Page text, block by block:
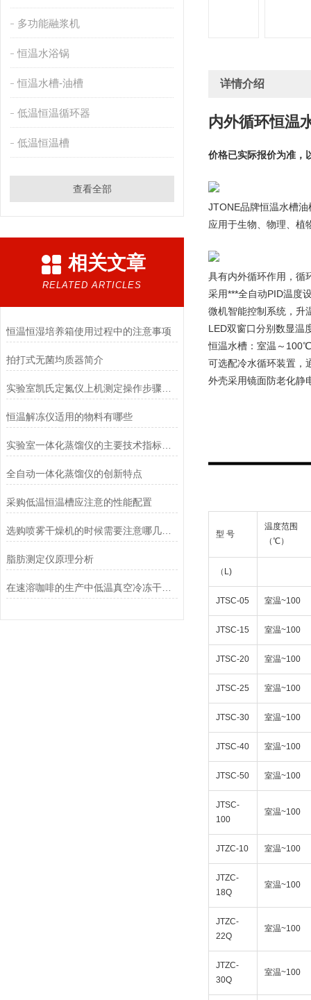
多功能融浆机
恒温水浴锅
恒温水槽-油槽
低温恒温循环器
低温恒温槽
查看全部
相关文章
RELATED ARTICLES
恒温恒湿培养箱使用过程中的注意事项
拍打式无菌均质器简介
恒温解冻仪适用的物料有哪些
实验室一体化蒸馏仪的主要技术指标介绍
全自动一体化蒸馏仪的创新特点
采购低温恒温槽应注意的性能配置
选购喷雾干燥机的时候需要注意哪几个方面
脂肪测定仪原理分析
在速溶咖啡的生产中低温真空冷冻干燥机也有很大作用
详情介绍
内外循环恒温
价格已实际报价为准，
JTONE品牌恒温水槽
应用于生物、物理、植
具有内外循环作用，循
采用***全自动PID温度
微机智能控制系统，升
LED双窗口分别数显
恒温水槽：室温～
可选配冷水循环装置，
外壳采用镜面防老化静
型 号
温度范围
（℃）
（L)
JTSC-05 室温~100
JTSC-15 室温~100
JTSC-20 室温~100
JTSC-25 室温~100
JTSC-30 室温~100
JTSC-40 室温~100
JTSC-50 室温~100
JTSC-
100
室温~100
JTZC-10 室温~100
JTZC-
18Q
室温~100
JTZC-
22Q
室温~100
JTZC-
30Q
室温~100